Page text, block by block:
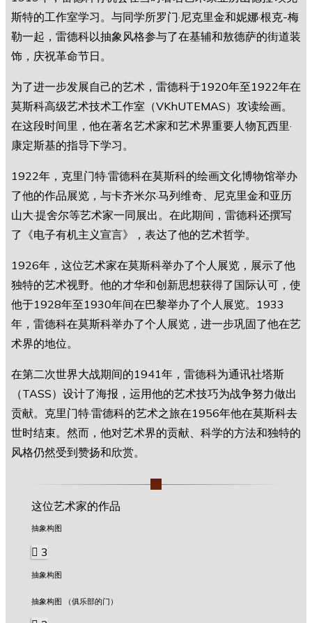
斯特的工作室学习。与同学所罗门·尼克里金和妮娜·根克-梅
勒一起，雷德科以抽象风格参与了在基辅和敖德萨的街道装
饰，庆祝革命节日。
为了进一步发展自己的艺术，雷德科于1920年至1922年在
莫斯科高级艺术技术工作室（VKhUTEMAS）攻读绘画。
在这段时间里，他在著名艺术家和艺术界重要人物瓦西里·
康定斯基的指导下学习。
1922年，克里门特·雷德科在莫斯科的绘画文化博物馆举办
了他的作品展览，与卡齐米尔·马列维奇、尼克里金和亚历
山大·提舍尔等艺术家一同展出。在此期间，雷德科还撰写
了《电子有机主义宣言》，表达了他的艺术哲学。
1926年，这位艺术家在莫斯科举办了个人展览，展示了他
独特的艺术视野。他的才华和创新思想获得了国际认可，使
他于1928年至1930年间在巴黎举办了个人展览。1933
年，雷德科在莫斯科举办了个人展览，进一步巩固了他在艺
术界的地位。
在第二次世界大战期间的1941年，雷德科为通讯社塔斯
（TASS）设计了海报，运用他的艺术技巧为战争努力做出
贡献。克里门特·雷德科的艺术之旅在1956年他在莫斯科去
世时结束。然而，他对艺术界的贡献、科学的方法和独特的
风格仍然受到赞扬和欣赏。
这位艺术家的作品
抽象构图
3
抽象构图
抽象构图 （俱乐部的门）